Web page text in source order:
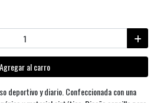
Agregar al carro
deportivo y diario. Confeccionada con una